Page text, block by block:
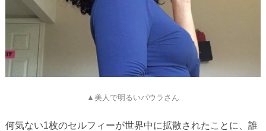
▲美人で明るいパウラさん
何気ない1枚のセルフィーが世界中に拡散されたことに、誰